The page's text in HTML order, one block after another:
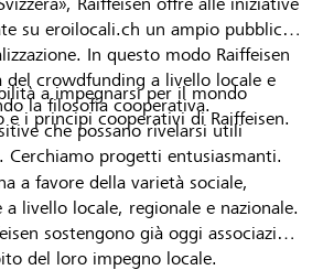
su eroilocali.ch un ampio pubblico
In questo modo Raiffeisen
crowdfunding a livello locale e
la filosofia cooperativa.
che possano rivelarsi utili
progetti entusiasmanti.
a impegnarsi per il mondo
e i principi cooperativi di Raiffeisen.
a favore della varietà sociale,
livello locale, regionale e nazionale.
sostengono già oggi associazioni
del loro impegno locale.